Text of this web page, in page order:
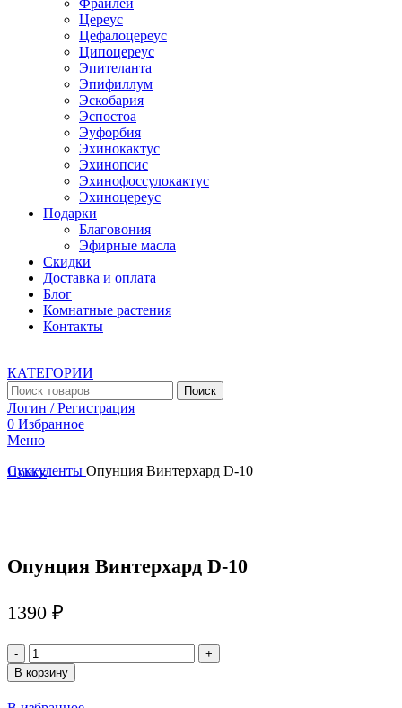
Фрайлеи
Цереус
Цефалоцереус
Ципоцереус
Эпителанта
Эпифиллум
Эскобария
Эспостоа
Эуфорбия
Эхинокактус
Эхинопсис
Эхинофоссулокактус
Эхиноцереус
Подарки
Благовония
Эфирные масла
Скидки
Доставка и оплата
Блог
Комнатные растения
Контакты
КАТЕГОРИИ
Поиск
Логин / Регистрация
0 Избранное
Меню
Поиск
Суккуленты Опунция Винтерхард D-10
Опунция Винтерхард D-10
1390 ₽
Количество
товара
Опунция
Винтерхард
В корзину